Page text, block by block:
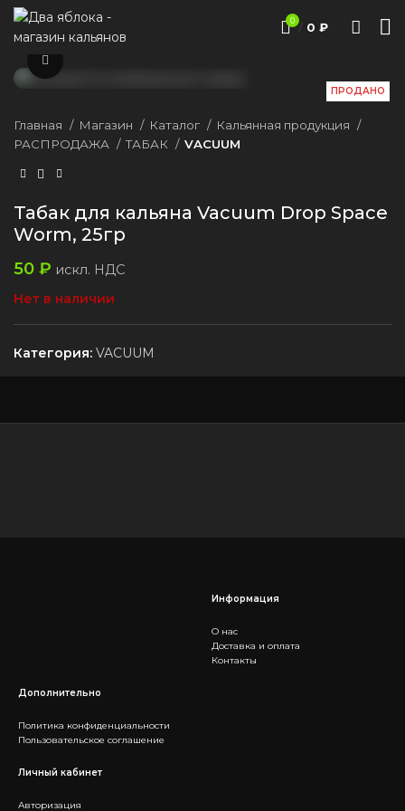
0 / 0 ₽
ПРОДАНО
Главная Магазин Каталог
Кальянная продукция
РАСПРОДАЖА
ТАБАК VACUUM
Табак для кальяна Vacuum Drop Space
Worm, 25гр
50 ₽ искл. НДС
Нет в наличии
Категория: VACUUM
Информация
О нас
Доставка и оплата
Контакты
Дополнительно
Политика конфиденциальности
Пользовательское соглашение
Личный кабинет
Авторизация